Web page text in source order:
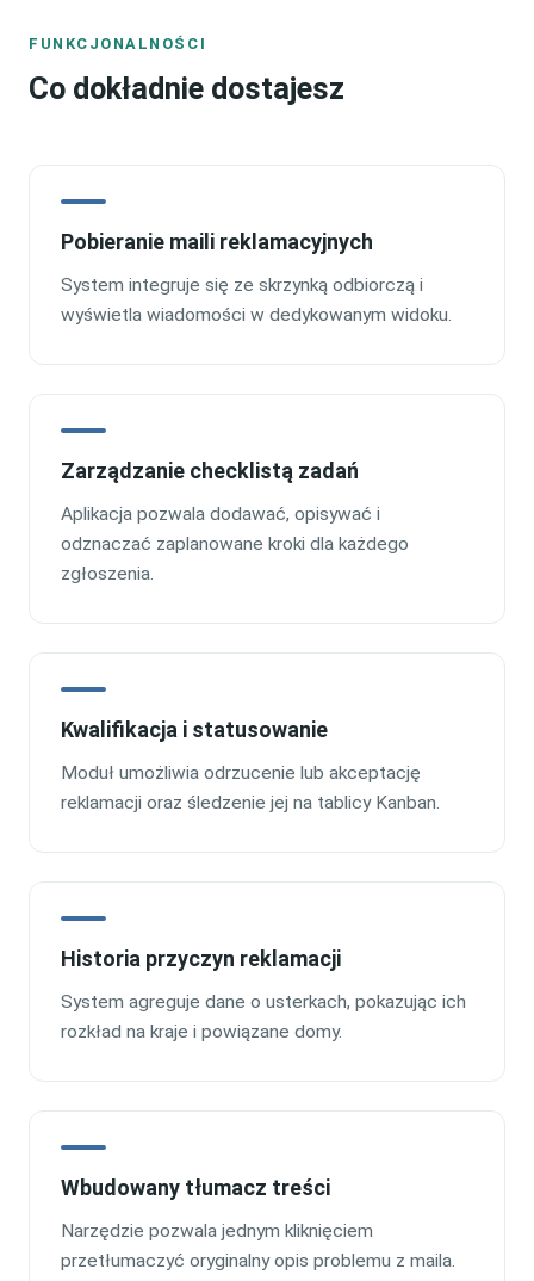
FUNKCJONALNOŚCI
Co dokładnie dostajesz
Pobieranie maili reklamacyjnych
System integruje się ze skrzynką odbiorczą i
wyświetla wiadomości w dedykowanym widoku.
Zarządzanie checklistą zadań
Aplikacja pozwala dodawać, opisywać i
odznaczać zaplanowane kroki dla każdego
zgłoszenia.
Kwalifikacja i statusowanie
Moduł umożliwia odrzucenie lub akceptację
reklamacji oraz śledzenie jej na tablicy Kanban.
Historia przyczyn reklamacji
System agreguje dane o usterkach, pokazując ich
rozkład na kraje i powiązane domy.
Wbudowany tłumacz treści
Narzędzie pozwala jednym kliknięciem
przetłumaczyć oryginalny opis problemu z maila.